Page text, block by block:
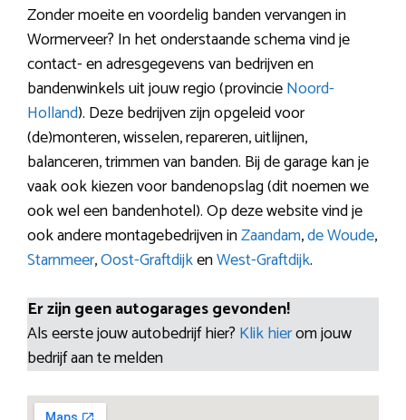
Zonder moeite en voordelig banden vervangen in
Wormerveer? In het onderstaande schema vind je
contact- en adresgegevens van bedrijven en
bandenwinkels uit jouw regio (provincieNoord-
Holland). Deze bedrijven zijn opgeleid voor
(de)monteren, wisselen, repareren, uitlijnen,
balanceren, trimmen van banden. Bij de garage kan je
vaak ook kiezen voor bandenopslag (dit noemen we
ook wel een bandenhotel). Op deze website vind je
ook andere montagebedrijven inZaandam,de Woude,
Starnmeer,Oost-GraftdijkenWest-Graftdijk.
Er zijn geen autogarages gevonden!
Als eerste jouw autobedrijf hier? Klik hierom jouw
bedrijf aan te melden